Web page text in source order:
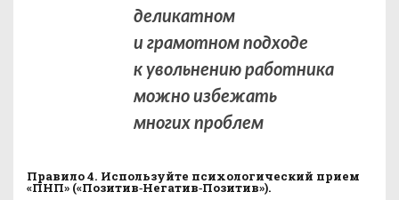
деликатном
и грамотном подходе
к увольнению работника
можно избежать
многих проблем
Правило 4. Используйте психологический прием
«ПНП» («Позитив‑Негатив‑Позитив»).